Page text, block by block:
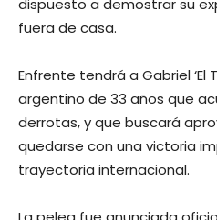
dispuesto a demostrar su
fuera de casa.
Enfrente tendrá a Gabriel ‘El
argentino de 33 años que
derrotas, y que buscará
quedarse con una victoria
trayectoria internacional.